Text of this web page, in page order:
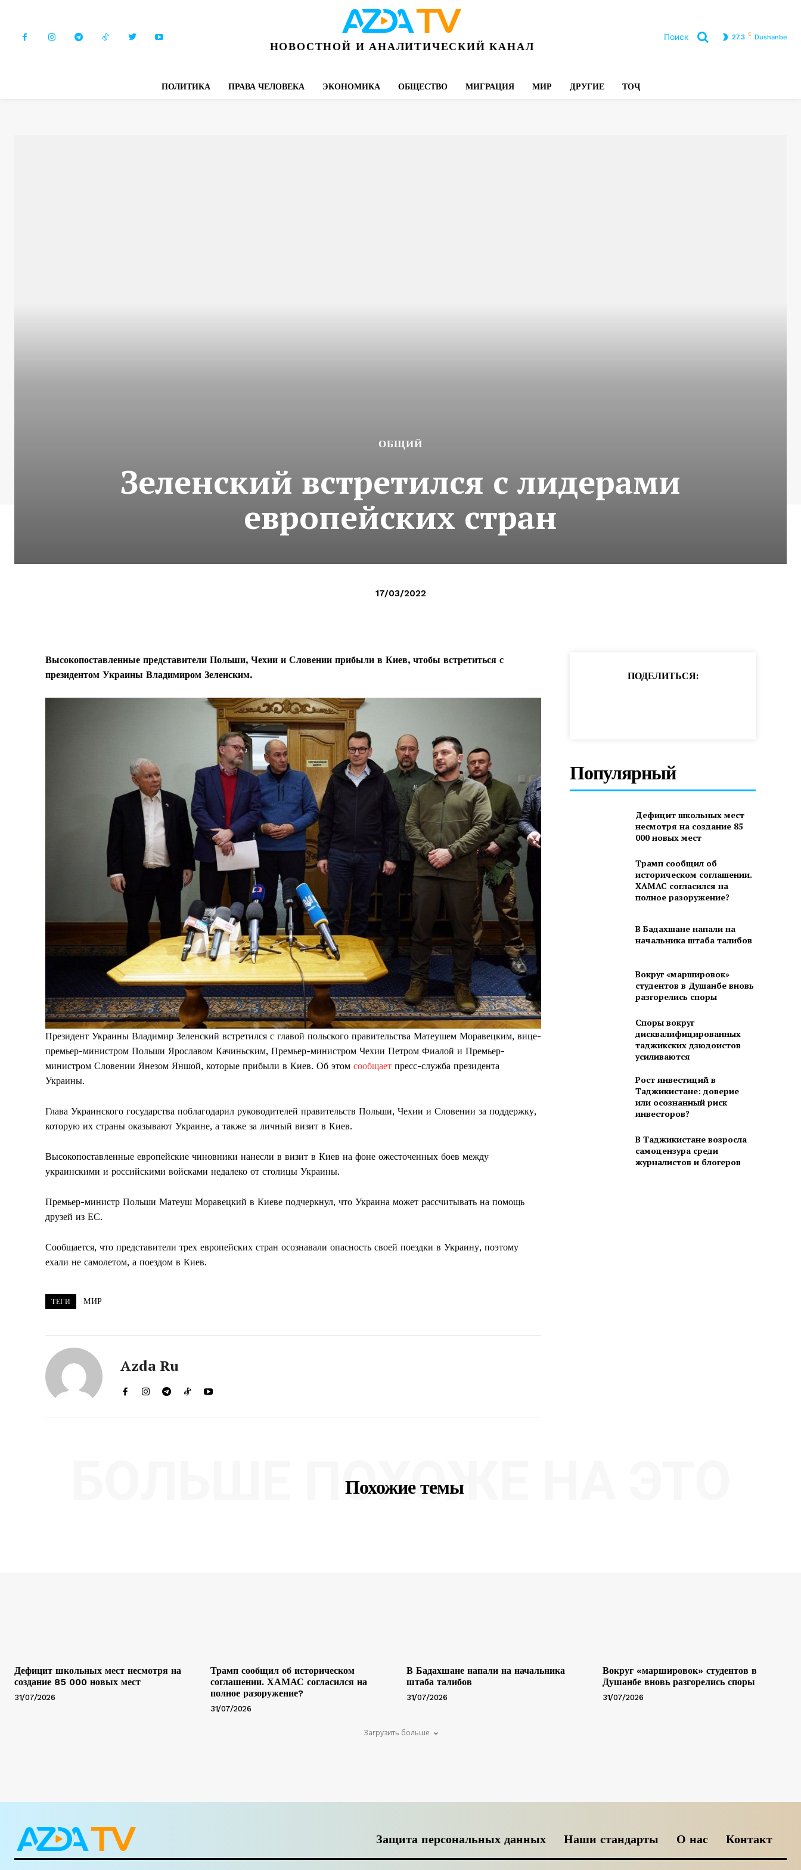
НОВОСТНОЙ И АНАЛИТИЧЕСКИЙ КАНАЛ
Поиск 27.3 C Dushanbe
ПОЛИТИКА ПРАВА ЧЕЛОВЕКА ЭКОНОМИКА ОБЩЕСТВО МИГРАЦИЯ МИР ДРУГИЕ ТОҶ
ОБЩИЙ
Зеленский встретился c лидерами
европейских стран
17/03/2022
Высокопоставленные представители Польши, Чехии и Словении прибыли в Киев, чтобы встретиться с
президентом Украины Владимиром Зеленским.
Президент Украины Владимир Зеленский встретился с главой польского правительства Матеушем Моравецким, вице-
премьер-министром Польши Ярославом Качиньским, Премьер-министром Чехии Петром Фиалой и Премьер-
министром Словении Янезом Яншой, которые прибыли в Киев. Об этом сообщает пресс-служба президента
Украины.
Глава Украинского государства поблагодарил руководителей правительств Польши, Чехии и Словении за поддержку,
которую их страны оказывают Украине, а также за личный визит в Киев.
Высокопоставленные европейские чиновники нанесли в визит в Киев на фоне ожесточенных боев между
украинскими и российскими войсками недалеко от столицы Украины.
Премьер-министр Польши Матеуш Моравецкий в Киеве подчеркнул, что Украина может рассчитывать на помощь
друзей из ЕС.
Сообщается, что представители трех европейских стран осознавали опасность своей поездки в Украину, поэтому
ехали не самолетом, а поездом в Киев.
ТЕГИ МИР
Azda Ru
ПОДЕЛИТЬСЯ:
Популярный
Дефицит школьных мест
несмотря на создание 85
000 новых мест
Трамп сообщил об
историческом соглашении.
ХАМАС согласился на
полное разоружение?
В Бадахшане напали на
начальника штаба талибов
Вокруг «маршировок»
студентов в Душанбе вновь
разгорелись споры
Споры вокруг
дисквалифицированных
таджикских дзюдоистов
усиливаются
Рост инвестиций в
Таджикистане: доверие
или осознанный риск
инвесторов?
В Таджикистане возросла
самоцензура среди
журналистов и блогеров
Похожие темы
БОЛЬШЕ ПОХОЖЕ НА ЭТО
Дефицит школьных мест несмотря на
создание 85 000 новых мест
31/07/2026
Трамп сообщил об историческом
соглашении. ХАМАС согласился на
полное разоружение?
31/07/2026
В Бадахшане напали на начальника
штаба талибов
31/07/2026
Вокруг «маршировок» студентов в
Душанбе вновь разгорелись споры
31/07/2026
Загрузить больше
Защита персональных данных Наши стандарты О нас Контакт